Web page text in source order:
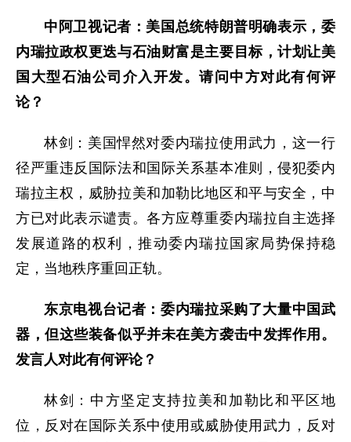
中阿卫视记者：美国总统特朗普明确表示，委
内瑞拉政权更迭与石油财富是主要目标，计划让美
国大型石油公司介入开发。请问中方对此有何评
论？
林剑：美国悍然对委内瑞拉使用武力，这一行
径严重违反国际法和国际关系基本准则，侵犯委内
瑞拉主权，威胁拉美和加勒比地区和平与安全，中
方已对此表示谴责。各方应尊重委内瑞拉自主选择
发展道路的权利，推动委内瑞拉国家局势保持稳
定，当地秩序重回正轨。
东京电视台记者：委内瑞拉采购了大量中国武
器，但这些装备似乎并未在美方袭击中发挥作用。
发言人对此有何评论？
林剑：中方坚定支持拉美和加勒比和平区地
位，反对在国际关系中使用或威胁使用武力，反对